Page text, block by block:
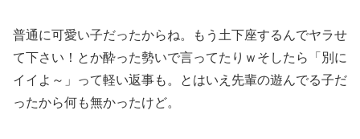
普通に可愛い子だったからね。もう土下座するんでヤラせ
て下さい！とか酔った勢いで言ってたりｗそしたら「別に
イイよ～」って軽い返事も。とはいえ先輩の遊んでる子だ
ったから何も無かったけど。